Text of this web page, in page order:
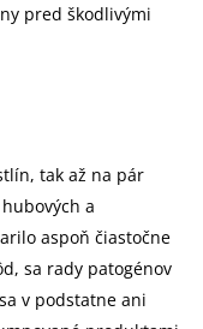
pred škodlivými
tak až na pár
a
aspoň čiastočne
sa rady patogénov
v podstatne ani